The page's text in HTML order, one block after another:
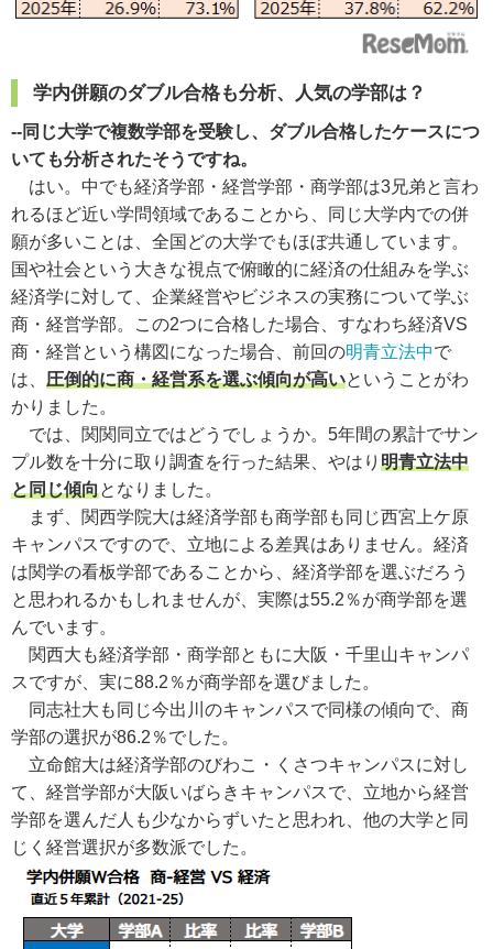
学内併願のダブル合格も分析、人気の学部は？
--同じ大学で複数学部を受験し、ダブル合格したケースにつ
いても分析されたそうですね。
はい。中でも経済学部・経営学部・商学部は3兄弟と言わ
れるほど近い学問領域であることから、同じ大学内での併
願が多いことは、全国どの大学でもほぼ共通しています。
国や社会という大きな視点で俯瞰的に経済の仕組みを学ぶ
経済学に対して、企業経営やビジネスの実務について学ぶ
商・経営学部。この2つに合格した場合、すなわち経済VS
商・経営という構図になった場合、前回の明青立法中で
は、 圧倒的に商・経営系を選ぶ傾向が高いということがわ
かりました。
では、関関同立ではどうでしょうか。5年間の累計でサン
プル数を十分に取り調査を行った結果、やはり 明青立法中
と同じ傾向となりました。
まず、関西学院大は経済学部も商学部も同じ西宮上ケ原
キャンパスですので、立地による差異はありません。経済
は関学の看板学部であることから、経済学部を選ぶだろう
と思われるかもしれませんが、実際は55.2％が商学部を選
んでいます。
関西大も経済学部・商学部ともに大阪・千里山キャンパ
スですが、実に88.2％が商学部を選びました。
同志社大も同じ今出川のキャンパスで同様の傾向で、商
学部の選択が86.2％でした。
立命館大は経済学部のびわこ・くさつキャンパスに対し
て、経営学部が大阪いばらきキャンパスで、立地から経営
学部を選んだ人も少なからずいたと思われ、他の大学と同
じく経営選択が多数派でした。